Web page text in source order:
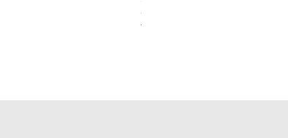
Price
THB 976.48